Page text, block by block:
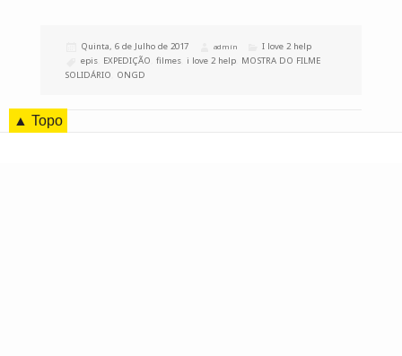
Publicado
Quinta, 6 de Julho de 2017 Autor
admin Categorias
I love 2 help
Etiquetas
epis EXPEDIÇÃO ,filmes i love 2 help MOSTRA DO FILME
SOLIDÁRIO
ONGD
▲ Topo